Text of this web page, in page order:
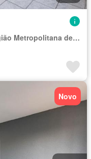
Região Imediata de São Paulo, Região Metropolitana de São Paulo
Novo